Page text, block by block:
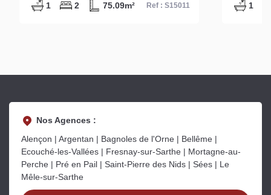
1 2 75.09m² Ref : S15011 1
Nos Agences :
Alençon | Argentan | Bagnoles de l'Orne | Bellême |
Ecouché-les-Vallées | Fresnay-sur-Sarthe | Mortagne-au-
Perche | Pré en Pail | Saint-Pierre des Nids | Sées | Le
Mêle-sur-Sarthe